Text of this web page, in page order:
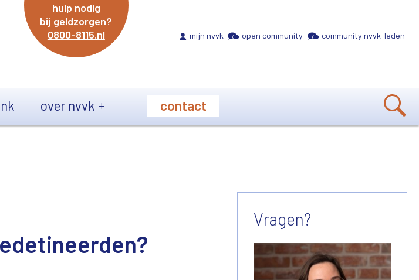
hulp nodig
bij geldzorgen?
0800-8115.nl
mijn nvvk open community community nvvk-leden
over nvvk contact
Vragen?